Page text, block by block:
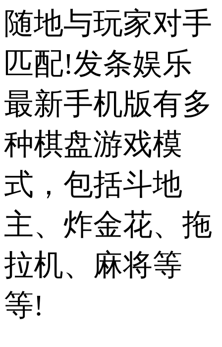
随地与玩家对手
匹配!发条娱乐
最新手机版有多
种棋盘游戏模
式，包括斗地
主、炸金花、拖
拉机、麻将等
等!